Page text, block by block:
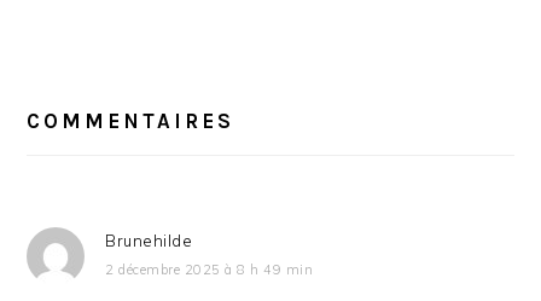
DU
COMMENTAIRES
Brunehilde
2 décembre 2025 à 8 h 49 min